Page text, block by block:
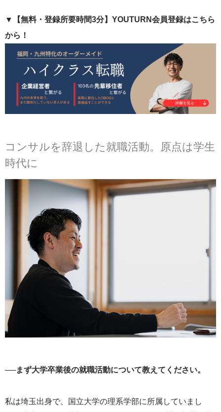
▼【無料・登録所要時間3分】YOUTURN会員登録はこちら
から！
コンサルを辞退した就職活動。原点は学生
時代に
──まず大学卒業後の就職活動について教えてください。
私は埼玉出身で、国立大学の理系学部に所属していまし